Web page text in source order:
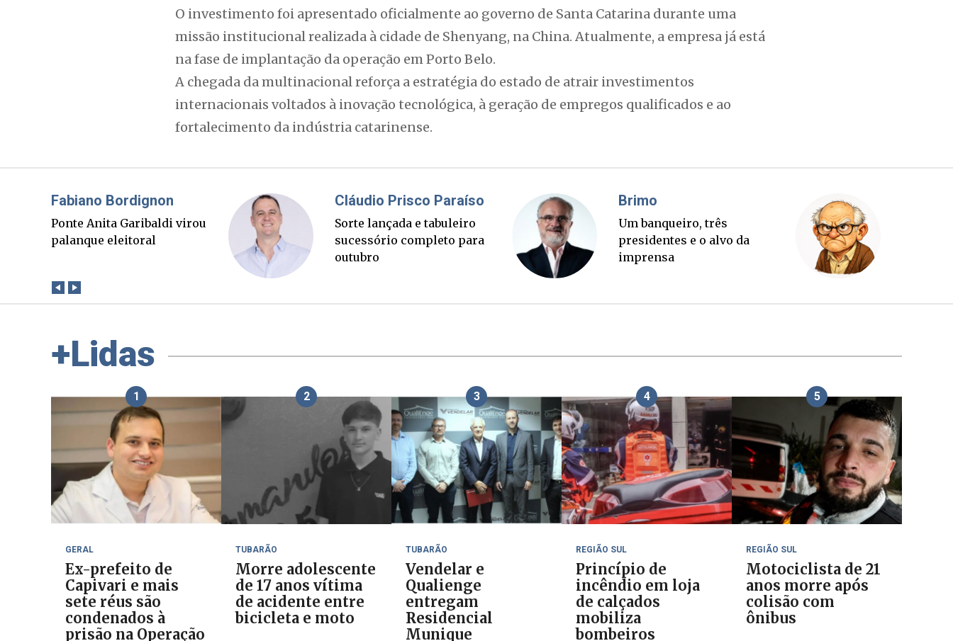
O investimento foi apresentado oficialmente ao governo de Santa Catarina durante uma
missão institucional realizada à cidade de Shenyang, na China. Atualmente, a empresa já está
na fase de implantação da operação em Porto Belo.
A chegada da multinacional reforça a estratégia do estado de atrair investimentos
internacionais voltados à inovação tecnológica, à geração de empregos qualificados e ao
fortalecimento da indústria catarinense.
Misael Elias
O Boato corre mais rápido
que a verdade. Mas quem
Fabiano Bordignon
Ponte Anita Garibaldi virou
palanque eleitoral
Cláudio Prisco Paraíso
Sorte lançada e tabuleiro
sucessório completo para
outubro
+Lidas
1
GERAL
Ex-prefeito de
Capivari e mais
sete réus são
condenados à
prisão na Operação
2
TUBARÃO
Morre adolescente
de 17 anos vítima
de acidente entre
bicicleta e moto
3
TUBARÃO
Vendelar e
Qualienge
entregam
Residencial
Munique
4
REGIÃO SUL
Princípio de
incêndio em loja
de calçados
mobiliza
bombeiros
5
REGIÃO SUL
Motociclista de 21
anos morre após
colisão com
ônibus